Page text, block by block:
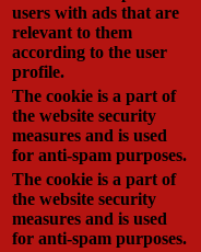
users with ads that are
relevant to them
according to the user
profile.
The cookie is a part of
the website security
measures and is used
for anti-spam purposes.
The cookie is a part of
the website security
measures and is used
for anti-spam purposes.